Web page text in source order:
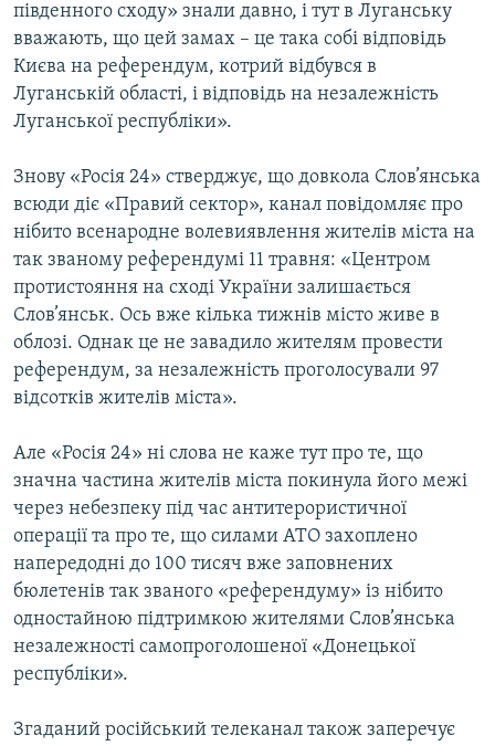
південного сходу» знали давно, і тут в Луганську
вважають, що цей замах – це така собі відповідь
Києва на референдум, котрий відбувся в
Луганській області, і відповідь на незалежність
Луганської республіки».
Знову «Росія 24» стверджує, що довкола Слов’янська
всюди діє «Правий сектор», канал повідомляє про
нібито всенародне волевиявлення жителів міста на
так званому референдумі 11 травня: «Центром
протистояння на сході України залишається
Слов’янськ. Ось вже кілька тижнів місто живе в
облозі. Однак це не завадило жителям провести
референдум, за незалежність проголосували 97
відсотків жителів міста».
Але «Росія 24» ні слова не каже тут про те, що
значна частина жителів міста покинула його межі
через небезпеку під час антитерористичної
операції та про те, що силами АТО захоплено
напередодні до 100 тисяч вже заповнених
бюлетенів так званого «референдуму» із нібито
одностайною підтримкою жителями Слов’янська
незалежності самопроголошеної «Донецької
республіки».
Згаданий російський телеканал також заперечує